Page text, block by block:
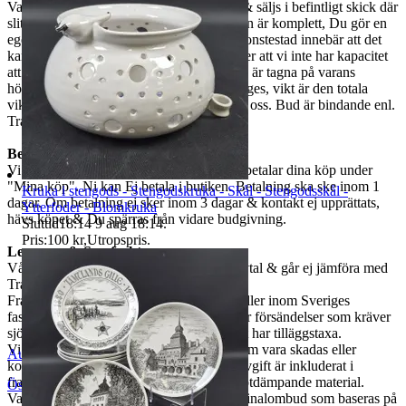
Varorna är begagnade om ej annat anges & säljs i befintligt skick där
slitage kan finnas. Vi garanterar ej att varan är komplett, Du gör en
egen bedömning enligt bilderna. Ej funktionstestad innebär att det
kan saknas delar, att den är ur funktion eller att vi inte har kapacitet
att utföra ett funktionstest. Mått som anges är tagna på varans
högsta/längsta/bredaste del om annat ej anges, vikt är den totala
vikten på varan. Vid frågor måste ni maila oss. Bud är bindande enl.
Traderas regler.
Betalning
Vi använder oss av Traderabetalning. Du betalar dina köp under
"Mina köp". Ni kan Ej betala i butiken. Betalning ska ske inom 1
dagar. Om betalning ej sker inom 3 dagar & kontakt ej upprättats,
hävs köpet & Du spärras från vidare budgivning.
Leverans & Samfrakt
Våra fraktpriser baseras på eget företagsavtal & går ej jämföra med
Traderas rabatterade fraktpriser.
Fraktpriset som står angivet i annonsen gäller inom Sveriges
fastland, extra kostnader kan tillkomma för försändelser som kräver
sjö -& flygfrakt samt orter där fraktbolaget har tilläggstaxa.
Vi ansvarar för risken vid transport, dvs. om vara skadas eller
kommer bort under transport. Emballageavgift är inkluderat i
fraktpriset. Vi packar omsorgsfullt med stötdämpande material.
Varan skickas till ditt närmsta ombud/terminalombud som baseras på
Auktionsbyra
Östersund,Sverige
Kruka i stengods - Stengodskruka - Skål - Stengodsskål -
Ytterfoder - Blomkruka
Sluttid18:14 9 aug 18:14.
Pris:100 kr,Utropspris.